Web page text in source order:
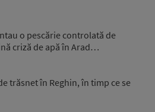
o pescărie controlată de
criză de apă în Arad…
trăsnet în Reghin, în timp ce se